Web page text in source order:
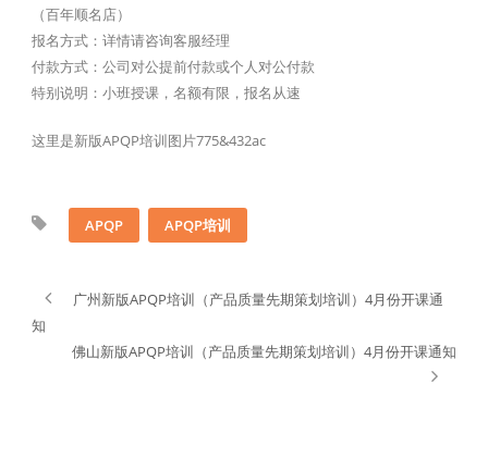
（百年顺名店）
报名方式：详情请咨询客服经理
付款方式：公司对公提前付款或个人对公付款
特别说明：小班授课，名额有限，报名从速
这里是新版APQP培训图片775&432ac
APQP APQP培训
广州新版APQP培训（产品质量先期策划培训）4月份开课通
知
佛山新版APQP培训（产品质量先期策划培训）4月份开课通知